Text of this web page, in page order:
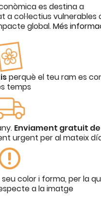
es destina a
col·lectius vulnerables
global.Més
perquè el teu ram es
temps
Enviament gratuit
urgent per al mateix
seu color i forma, per la
a la imatge